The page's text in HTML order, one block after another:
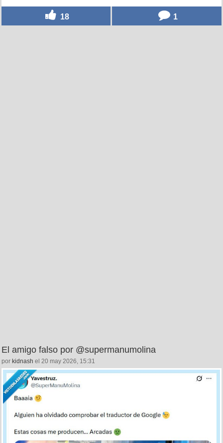
18 1
El amigo falso por @supermanumolina
por kidnash el 20 may 2026, 15:31